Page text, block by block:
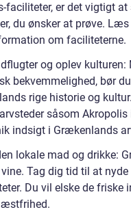
faciliteter, er det vigtigt
du ønsker at prøve.
om faciliteterne.
og oplev
bekvemmelighed, bør
rige historie og
såsom
indsigt i Grækenlands
lokale mad og drikke:
Tag dig tid til at
Du vil elske de friske